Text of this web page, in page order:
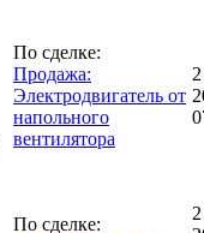
По сделке:
Продажа:
Электродвигатель от
напольного
вентилятора
По сделке: